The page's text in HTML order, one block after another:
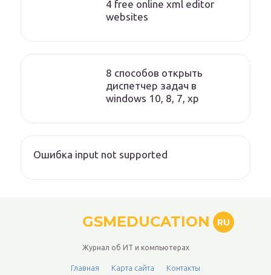
4 free online xml editor
websites
8 способов открыть
диспетчер задач в
windows 10, 8, 7, xp
Ошибка input not supported
GSMEDUCATION RU
Журнал об ИТ и компьютерах
Главная Карта сайта Контакты